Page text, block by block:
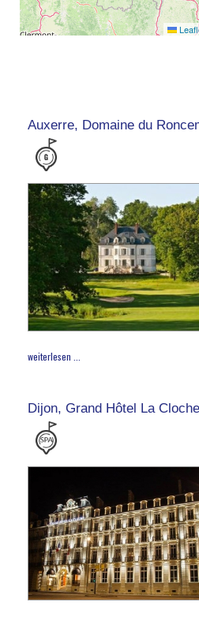
Auxerre, Domaine du
weiterlesen ...
Dijon, Grand Hôtel La